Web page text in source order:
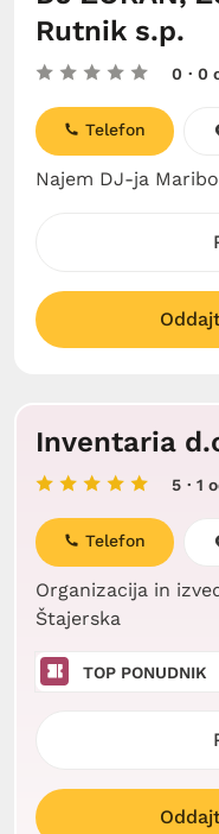
Rutnik s.p.
0 · 0
Najem DJ-ja
Telefon
Inventaria
5 · 1
Organizacija in
Štajerska
Telefon
TOP PONUDNIK